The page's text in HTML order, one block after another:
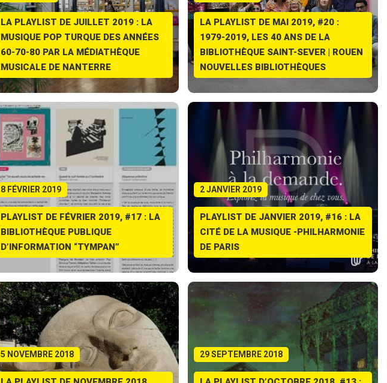
LA PLAYLIST DE JUILLET 2019 : LA
MUSIQUE POP TURQUE DES ANNÉES
60-70-80 PAR LA MÉDIATHÈQUE
MUSICALE DE NANTERRE
LA PLAYLIST DE MAI 2019, #20 :
1979-2019, LES 40 ANS DE LA
BIBLIOTHÈQUE SAINT-SEVER | ROUEN
NOUVELLES BIBLIOTHÈQUES
8 FÉVRIER 2019
PLAYLIST DE FÉVRIER 2019, #17 : LA
BIBLIOTHÈQUE PUBLIQUE
D’INFORMATION “TYMPAN”
2 JANVIER 2019
PLAYLIST DE JANVIER 2019, #16 : LA
CITÉ DE LA MUSIQUE -PHILHARMONIE
DE PARIS
5 NOVEMBRE 2018 29 SEPTEMBRE 2018